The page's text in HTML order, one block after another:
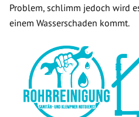
Problem, schlimm jedoch wird
einem Wasserschaden kommt.